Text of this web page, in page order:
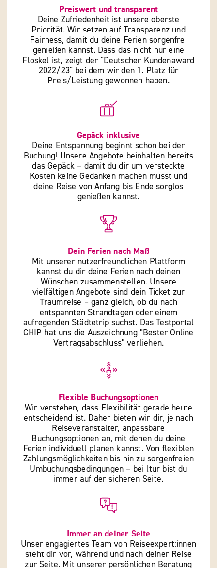
Preiswert und transparent
Deine Zufriedenheit ist unsere oberste
Priorität. Wir setzen auf Transparenz und
Fairness, damit du deine Ferien sorgenfrei
genießen kannst. Dass das nicht nur eine
Floskel ist, zeigt der "Deutscher Kundenaward
2022/23" bei dem wir den 1. Platz für
Preis/Leistung gewonnen haben.
Gepäck inklusive
Deine Entspannung beginnt schon bei der
Buchung! Unsere Angebote beinhalten bereits
das Gepäck – damit du dir um versteckte
Kosten keine Gedanken machen musst und
deine Reise von Anfang bis Ende sorglos
genießen kannst.
Dein Ferien nach Maß
Mit unserer nutzerfreundlichen Plattform
kannst du dir deine Ferien nach deinen
Wünschen zusammenstellen. Unsere
vielfältigen Angebote sind dein Ticket zur
Traumreise – ganz gleich, ob du nach
entspannten Strandtagen oder einem
aufregenden Städtetrip suchst. Das Testportal
CHIP hat uns die Auszeichnung "Bester Online
Vertragsabschluss" verliehen.
Flexible Buchungsoptionen
Wir verstehen, dass Flexibilität gerade heute
entscheidend ist. Daher bieten wir dir, je nach
Reiseveranstalter, anpassbare
Buchungsoptionen an, mit denen du deine
Ferien individuell planen kannst. Von flexiblen
Zahlungsmöglichkeiten bis hin zu sorgenfreien
Umbuchungsbedingungen – bei ltur bist du
immer auf der sicheren Seite.
Immer an deiner Seite
Unser engagiertes Team von Reiseexpert:innen
steht dir vor, während und nach deiner Reise
zur Seite. Mit unserer persönlichen Beratung